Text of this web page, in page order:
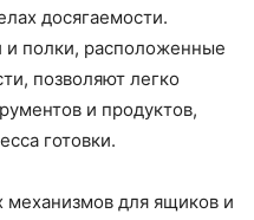
досягаемости.
полки, расположенные
позволяют легко
и продуктов,
готовки.
механизмов для ящиков и